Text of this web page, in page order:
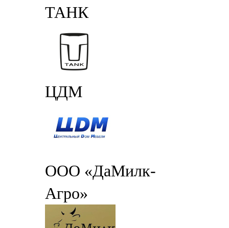
ТАНК
ЦДМ
ООО «ДаМилк-
Агро»